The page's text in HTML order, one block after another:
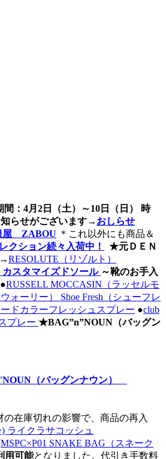
：4月2日（土）～10日（日） 時
らせがございます→ おしらせ
屋 ZABOU ＊これ以外にも商品＆
クション続々入荷中！
★元ＤＥＮ
RESOLUTE（リゾルト）
スタマイズドソール ～靴のお手入
●RUSSELL MOCCASIN（ラッセルモ
ォーリー） Shoe Fresh（シューフレ
ドカラーフレッシュスプレー ●club
プレー ★BAG”n”NOUN（バッグン
（バッグンナウン）
在庫切れの影響で、商品の再入
ライクラサコッシュ
MSPC×P01 SNAKE BAG（スネーク
用可能となりました。代引き手数料